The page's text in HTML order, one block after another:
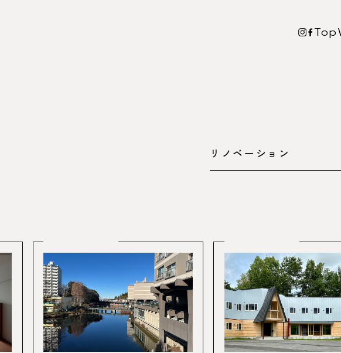
Top
リノベーション